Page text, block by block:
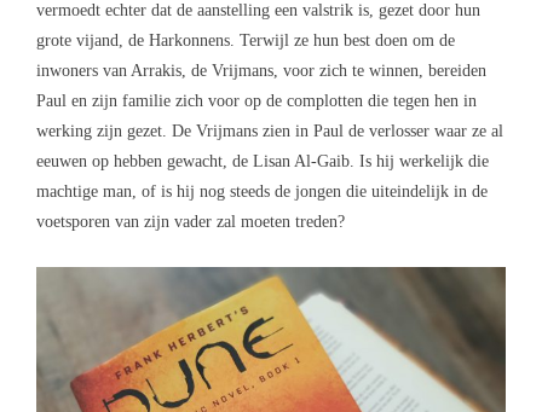
vermoedt echter dat de aanstelling een valstrik is, gezet door hun
grote vijand, de Harkonnens. Terwijl ze hun best doen om de
inwoners van Arrakis, de Vrijmans, voor zich te winnen, bereiden
Paul en zijn familie zich voor op de complotten die tegen hen in
werking zijn gezet. De Vrijmans zien in Paul de verlosser waar ze al
eeuwen op hebben gewacht, de Lisan Al-Gaib. Is hij werkelijk die
machtige man, of is hij nog steeds de jongen die uiteindelijk in de
voetsporen van zijn vader zal moeten treden?